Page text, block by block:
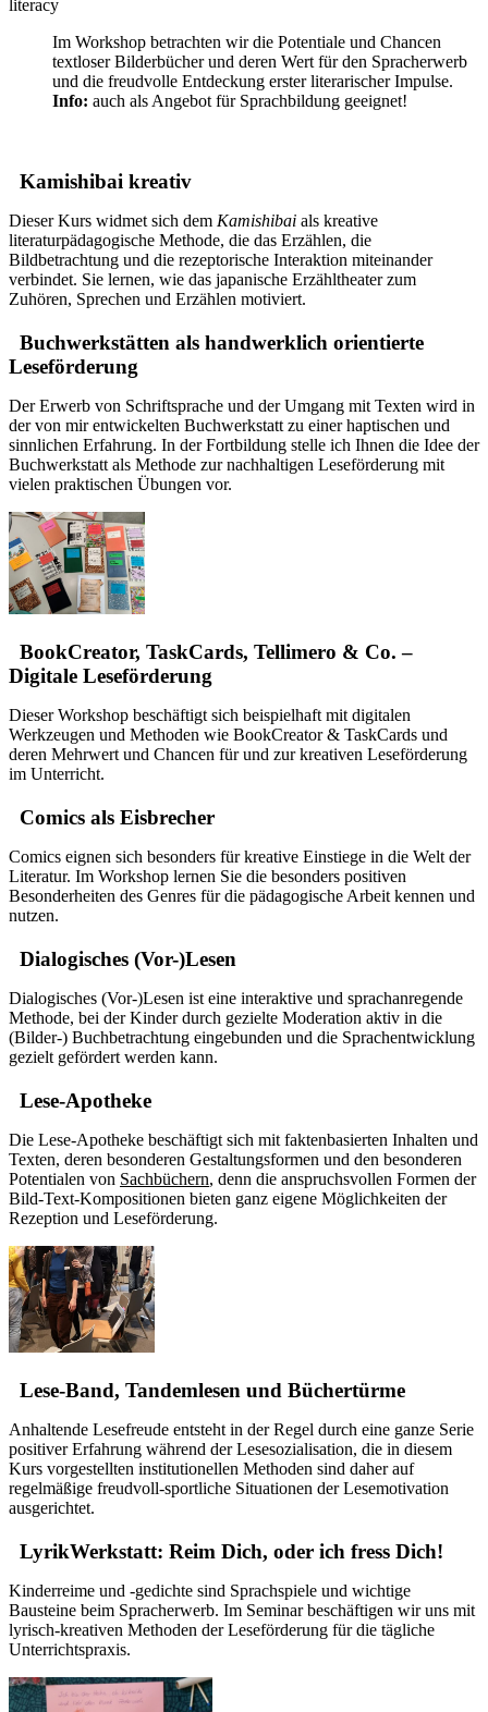
literacy
Im Workshop betrachten wir die Potentiale und Chancen
textloser Bilderbücher und deren Wert für den Spracherwerb
und die freudvolle Entdeckung erster literarischer Impulse.
Info: auch als Angebot für Sprachbildung geeignet!
Kamishibai kreativ
Dieser Kurs widmet sich dem Kamishibai als kreative
literaturpädagogische Methode, die das Erzählen, die
Bildbetrachtung und die rezeptorische Interaktion miteinander
verbindet. Sie lernen, wie das japanische Erzähltheater zum
Zuhören, Sprechen und Erzählen motiviert.
Buchwerkstätten als handwerklich orientierte
Leseförderung
Der Erwerb von Schriftsprache und der Umgang mit Texten wird in
der von mir entwickelten Buchwerkstatt zu einer haptischen und
sinnlichen Erfahrung. In der Fortbildung stelle ich Ihnen die Idee der
Buchwerkstatt als Methode zur nachhaltigen Leseförderung mit
vielen praktischen Übungen vor.
BookCreator, TaskCards, Tellimero & Co. –
Digitale Leseförderung
Dieser Workshop beschäftigt sich beispielhaft mit digitalen
Werkzeugen und Methoden wie BookCreator & TaskCards und
deren Mehrwert und Chancen für und zur kreativen Leseförderung
im Unterricht.
Comics als Eisbrecher
Comics eignen sich besonders für kreative Einstiege in die Welt der
Literatur. Im Workshop lernen Sie die besonders positiven
Besonderheiten des Genres für die pädagogische Arbeit kennen und
nutzen.
Dialogisches (Vor-)Lesen
Dialogisches (Vor-)Lesen ist eine interaktive und sprachanregende
Methode, bei der Kinder durch gezielte Moderation aktiv in die
(Bilder-) Buchbetrachtung eingebunden und die Sprachentwicklung
gezielt gefördert werden kann.
Lese-Apotheke
Die Lese-Apotheke beschäftigt sich mit faktenbasierten Inhalten und
Texten, deren besonderen Gestaltungsformen und den besonderen
Potentialen von Sachbüchern, denn die anspruchsvollen Formen der
Bild-Text-Kompositionen bieten ganz eigene Möglichkeiten der
Rezeption und Leseförderung.
Lese-Band, Tandemlesen und Büchertürme
Anhaltende Lesefreude entsteht in der Regel durch eine ganze Serie
positiver Erfahrung während der Lesesozialisation, die in diesem
Kurs vorgestellten institutionellen Methoden sind daher auf
regelmäßige freudvoll-sportliche Situationen der Lesemotivation
ausgerichtet.
LyrikWerkstatt: Reim Dich, oder ich fress Dich!
Kinderreime und -gedichte sind Sprachspiele und wichtige
Bausteine beim Spracherwerb. Im Seminar beschäftigen wir uns mit
lyrisch-kreativen Methoden der Leseförderung für die tägliche
Unterrichtspraxis.